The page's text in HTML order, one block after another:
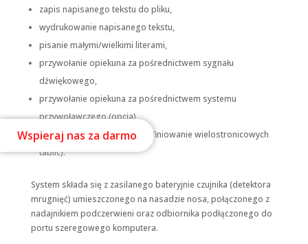
zapis napisanego tekstu do pliku,
wydrukowanie napisanego tekstu,
pisanie małymi/wielkimi literami,
przywołanie opiekuna za pośrednictwem sygnału
dźwiękowego,
przywołanie opiekuna za pośrednictwem systemu
przywoławczego (opcja),
zmiana strony (umożliwia definiowanie wielostronicowych
tablic).
System składa się z zasilanego bateryjnie czujnika (detektora
mrugnięć) umieszczonego na nasadzie nosa, połączonego z
nadajnikiem podczerwieni oraz odbiornika podłączonego do
portu szeregowego komputera.
Wspieraj nas za darmo